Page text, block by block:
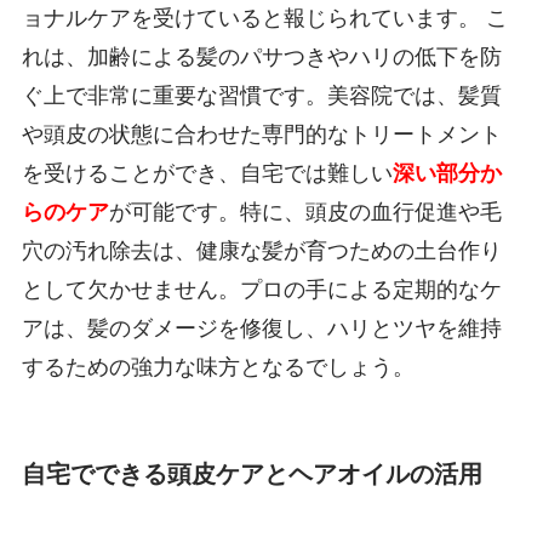
ョナルケアを受けていると報じられています。 こ
れは、加齢による髪のパサつきやハリの低下を防
ぐ上で非常に重要な習慣です。美容院では、髪質
や頭皮の状態に合わせた専門的なトリートメント
を受けることができ、自宅では難しい深い部分か
らのケアが可能です。特に、頭皮の血行促進や毛
穴の汚れ除去は、健康な髪が育つための土台作り
として欠かせません。プロの手による定期的なケ
アは、髪のダメージを修復し、ハリとツヤを維持
するための強力な味方となるでしょう。
自宅でできる頭皮ケアとヘアオイルの活用